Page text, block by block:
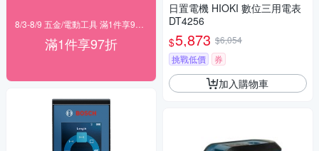
滿1件享97折
日置電機 HIOKI 數位三用電表
DT4256
$5,873 $6,054
挑戰低價
券
加入購物車